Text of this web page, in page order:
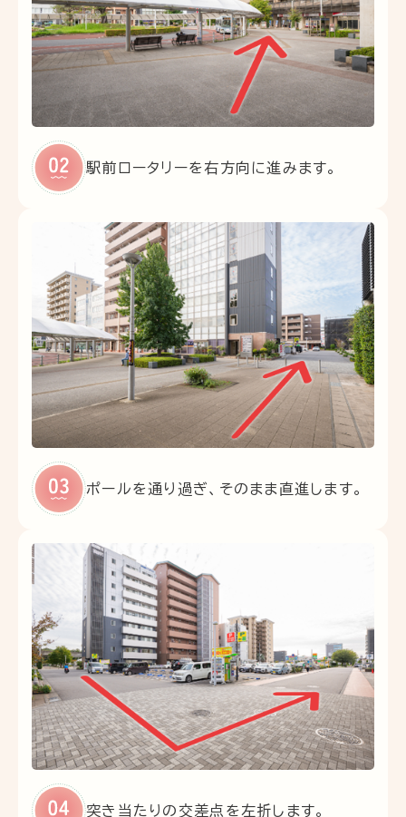
駅前ロータリーを右方向に進みます。
ポールを通り過ぎ、そのまま直進します。
突き当たりの交差点を左折します。